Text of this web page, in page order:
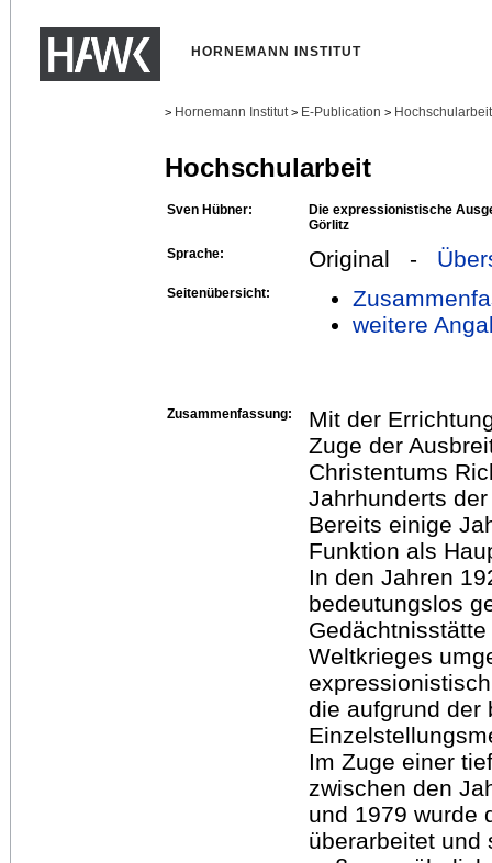
HORNEMANN INSTITUT
> Hornemann Institut > E-Publication >
Hochschularbeit
Sven Hübner:
Die expressionistische
Görlitz
Sprache:
Original -
Seitenübersicht:
weitere
Zusammenfassung:
Mit der
Zuge der
Christentums
Jahrhunderts
Bereits einige
Funktion als
In den Jahren
bedeutungslos
Weltkrieges
die aufgrund der
Im Zuge einer
zwischen den
und 1979 wurde
überarbeitet und